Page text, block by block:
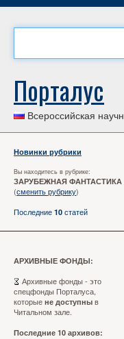
Порталус
Всероссийская
Новинки рубрики
Вы находитесь в рубрике:
ЗАРУБЕЖНАЯ ФАНТАСТИКА
(сменить рубрику)
Последние 10 статей
АРХИВНЫЕ ФОНДЫ:
Архивные фонды - это
спецфонды Порталуса,
которые не доступны в
Читальном зале.
Последние 10 архивов: